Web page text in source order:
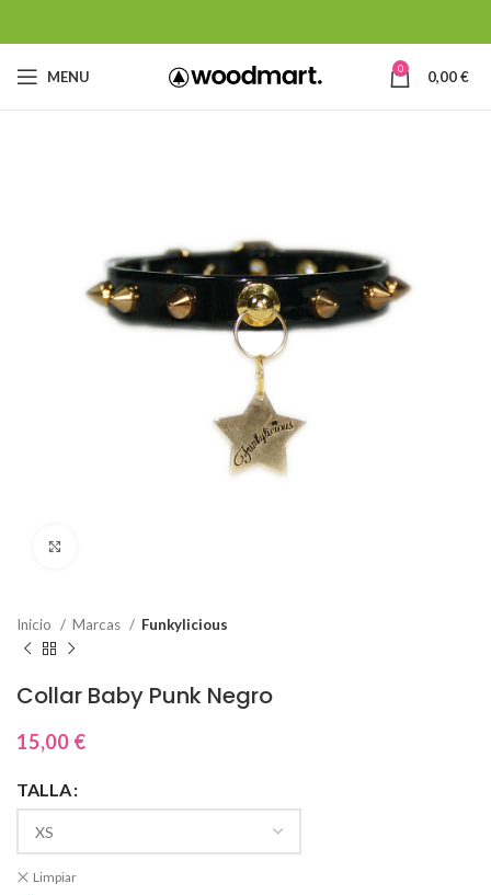
MENU 0 0,00€
Inicio Marcas Funkylicious
Collar Baby Punk Negro
15,00 €
TALLA
Limpiar